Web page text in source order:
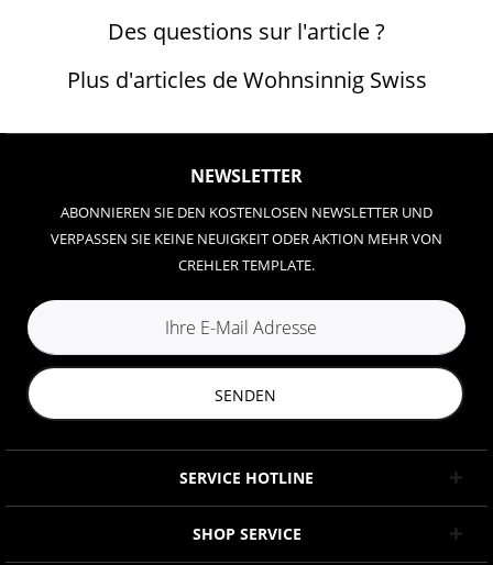
Des questions sur l'article ?
Plus d'articles de Wohnsinnig Swiss
NEWSLETTER
ABONNIEREN SIE DEN KOSTENLOSEN NEWSLETTER UND
VERPASSEN SIE KEINE NEUIGKEIT ODER AKTION MEHR VON
CREHLER TEMPLATE.
SENDEN
SERVICE HOTLINE
SHOP SERVICE